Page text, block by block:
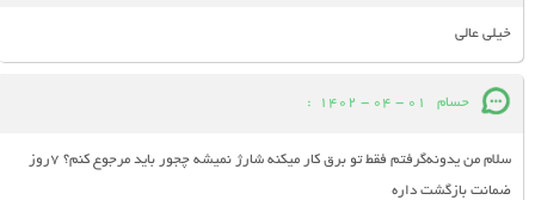
خیلی عالی
حسام 01 - 04 - 1402
:
سلام من یدونه‌گرفتم فقط تو برق کار میکنه شارژ نمیشه چجور باید مرجوع کنم؟ 7روز
ضمانت بازگشت داره